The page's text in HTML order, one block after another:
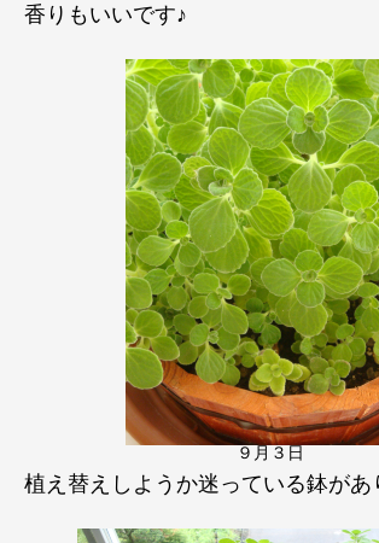
香りもいいです♪
９月３日
植え替えしようか迷っている鉢があ